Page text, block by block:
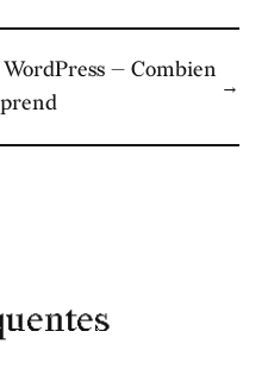
— Combien
→